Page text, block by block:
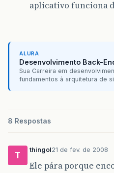
}
{
System.
aplicativo funciona
ALURA
Desenvolvimento Back-
Sua Carreira em
fundamentos à arquitetura de
8 Respostas
T
thingol21 de fev. de 2008
Ele pára porque